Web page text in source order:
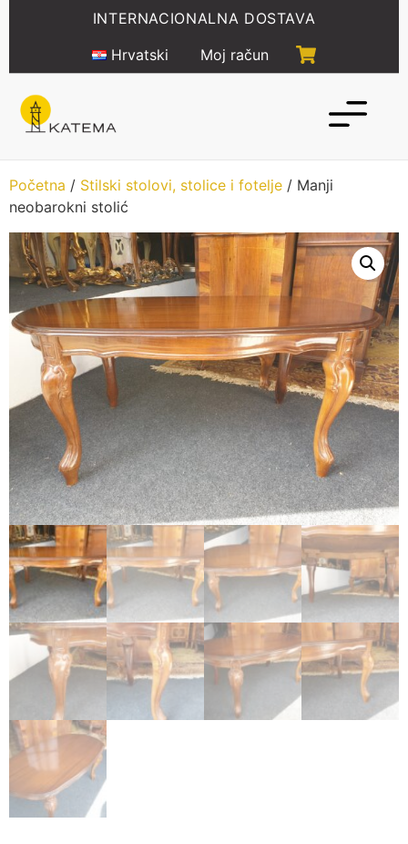
INTERNACIONALNA DOSTAVA
Hrvatski
Moj račun
Početna / Stilski stolovi, stolice i fotelje / Manji
neobarokni stolić